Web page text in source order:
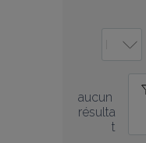
aucun
résulta
t